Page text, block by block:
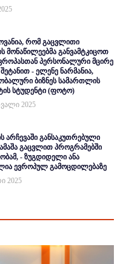
რომ გაცვლითი
მონაწილეებმა განვამტკიცოთ
პერსონალური მცირე
- ელენე ნარმანია,
ბიზნეს სამართლის
სტუდენტი (ფოტო)
2025
არჩევაში განსაკუთრებული
გაცვლით პროგრამებში
- ზუგდიდელი ანა
ევროპულ გამოცდილებაზე
2025